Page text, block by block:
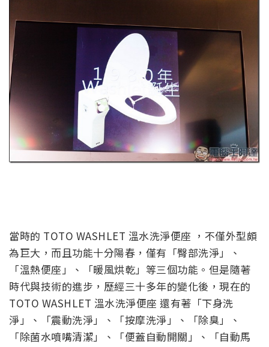
當時的 TOTO WASHLET 溫水洗淨便座 ，不僅外型頗
為巨大，而且功能十分陽春，僅有「臀部洗淨」、
「溫熱便座」、「暖風烘乾」等三個功能。但是隨著
時代與技術的進步，歷經三十多年的變化後，現在的
TOTO WASHLET 溫水洗淨便座 還有著「下身洗
淨」、「震動洗淨」、「按摩洗淨」、「除臭」、
「除菌水噴嘴清潔」、「便蓋自動開關」、「自動馬